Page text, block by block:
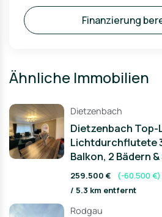
Finanzierung
Ähnliche Immobilien
Dietzenbach
Dietzenbach Top-
Lichtdurchflutete
Balkon, 2 Bädern
259.500 € (-60.500 €)
/ 5.3 km entfernt
Rodgau